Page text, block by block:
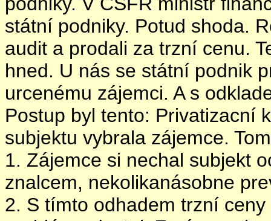
státní podniky. Potud shoda.
audit a prodali za trzní cenu.
hned. U nás se státní podnik
urcenému zájemci. A s
Postup byl tento: Privatizacní
subjektu vybrala zájemce.
1. Zájemce si nechal subjekt
znalcem, nekolikanásobne
2. S tímto odhadem trzní